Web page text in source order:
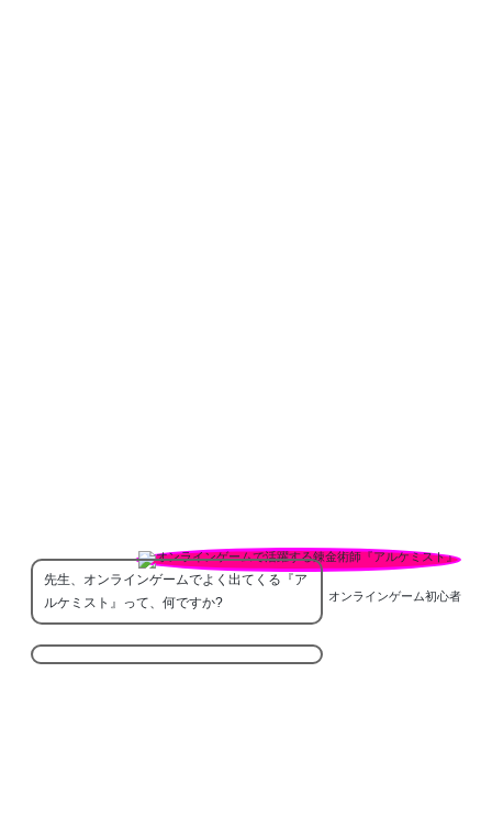
オンラインゲーム初心者
先生、オンラインゲームでよく出てくる『ア
ルケミスト』って、何ですか?